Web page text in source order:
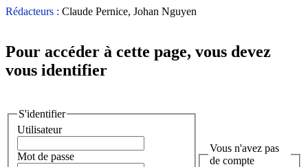
Rédacteurs : Claude Pernice, Johan Nguyen
Pour accéder à cette page, vous devez
vous identifier
S'identifier
Utilisateur
Mot de passe
Vous n'avez pas
de compte